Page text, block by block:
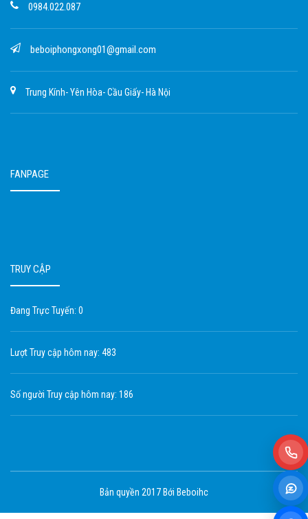
0984.022.087
beboiphongxong01@gmail.com
Trung Kính- Yên Hòa- Cầu Giấy- Hà Nội
FANPAGE
TRUY CẬP
Đang Trực Tuyến: 0
Lượt Truy cập hôm nay: 483
Số người Truy cập hôm nay: 186
Bản quyền 2017 Bới Beboihc